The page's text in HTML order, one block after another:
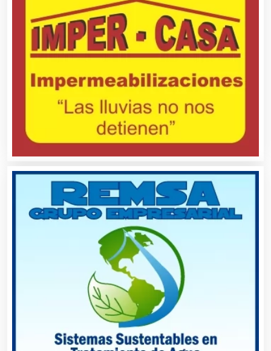
Alquiler de Trajes de Etiqueta
Aluminio
Análisis Clínicos
Análisis de Aguas
Animadores de Eventos
Aparatos y Equipos Eléctricos